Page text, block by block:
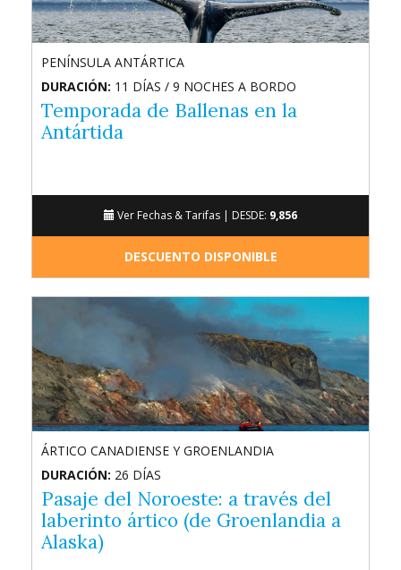
PENÍNSULA ANTÁRTICA
DURACIÓN: 11 DÍAS / 9 NOCHES A BORDO
Temporada de Ballenas en la
Antártida
Ver Fechas & Tarifas | DESDE: 9,856
DESCUENTO DISPONIBLE
ÁRTICO CANADIENSE Y GROENLANDIA
DURACIÓN: 26 DÍAS
Pasaje del Noroeste: a través del
laberinto ártico (de Groenlandia a
Alaska)